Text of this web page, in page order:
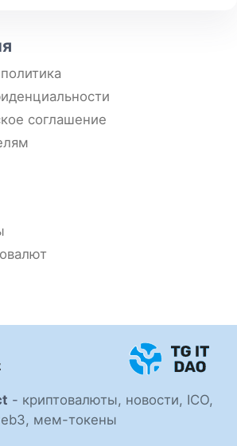
- криптовалюты, новости, ICO,
мем-токены
соглашение